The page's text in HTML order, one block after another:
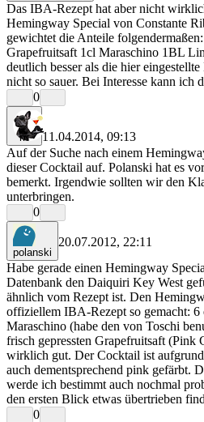
Das IBA-Rezept hat aber nicht
Hemingway Special von Constante
gewichtet die Anteile
Grapefruitsaft 1cl Maraschino 1BL
deutlich besser als die hier
nicht so sauer. Bei Interesse kann ich
0
rrr
11.04.2014, 09:13
Auf der Suche nach einem
dieser Cocktail auf. Polanski hat es
bemerkt. Irgendwie sollten wir den
unterbringen.
0
polanski
20.07.2012, 22:11
Habe gerade einen Hemingway
Datenbank den Daiquiri Key West
ähnlich vom Rezept ist. Den
offiziellem IBA-Rezept so gemacht:
Maraschino (habe den von Toschi
frisch gepressten Grapefruitsaft (Pink
wirklich gut. Der Cocktail ist
auch dementsprechend pink gefärbt.
werde ich bestimmt auch nochmal
den ersten Blick etwas übertrieben
0